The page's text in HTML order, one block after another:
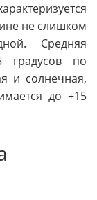
не слишком
Средняя
градусов по
и солнечная,
до +15